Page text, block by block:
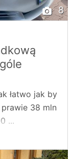
8
łatwo jak by
38 mln
...